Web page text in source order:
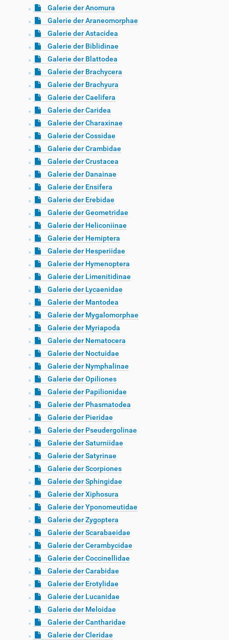
Galerie der Anomura
Galerie der Araneomorphae
Galerie der Astacidea
Galerie der Biblidinae
Galerie der Blattodea
Galerie der Brachycera
Galerie der Brachyura
Galerie der Caelifera
Galerie der Caridea
Galerie der Charaxinae
Galerie der Cossidae
Galerie der Crambidae
Galerie der Crustacea
Galerie der Danainae
Galerie der Ensifera
Galerie der Erebidae
Galerie der Geometridae
Galerie der Heliconiinae
Galerie der Hemiptera
Galerie der Hesperiidae
Galerie der Hymenoptera
Galerie der Limenitidinae
Galerie der Lycaenidae
Galerie der Mantodea
Galerie der Mygalomorphae
Galerie der Myriapoda
Galerie der Nematocera
Galerie der Noctuidae
Galerie der Nymphalinae
Galerie der Opiliones
Galerie der Papilionidae
Galerie der Phasmatodea
Galerie der Pieridae
Galerie der Pseudergolinae
Galerie der Saturniidae
Galerie der Satyrinae
Galerie der Scorpiones
Galerie der Sphingidae
Galerie der Xiphosura
Galerie der Yponomeutidae
Galerie der Zygoptera
Galerie der Scarabaeidae
Galerie der Cerambycidae
Galerie der Coccinellidae
Galerie der Carabidae
Galerie der Erotylidae
Galerie der Lucanidae
Galerie der Meloidae
Galerie der Cantharidae
Galerie der Cleridae